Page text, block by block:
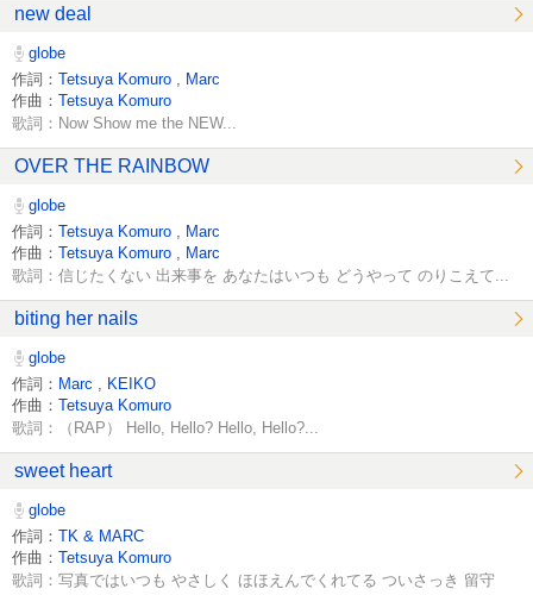
new deal
globe
作詞： Tetsuya Komuro
Marc
作曲： Tetsuya Komuro
歌詞：Now Show me the NEW...
OVER THE RAINBOW
globe
作詞： Tetsuya Komuro
Marc
作曲： Tetsuya Komuro Marc
歌詞：信じたくない 出来事を あなたはいつも どうやって のりこえて...
biting her nails
globe
作詞： Marc
KEIKO
作曲： Tetsuya Komuro
歌詞：（RAP） Hello, Hello? Hello, Hello?...
sweet heart
globe
作詞： TK & MARC
作曲： Tetsuya Komuro
歌詞：写真ではいつも やさしく ほほえんでくれてる ついさっき 留守